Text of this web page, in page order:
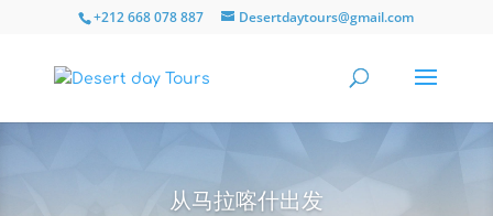
+212 668 078 887 Desertdaytours@gmail.com
从马拉喀什出发